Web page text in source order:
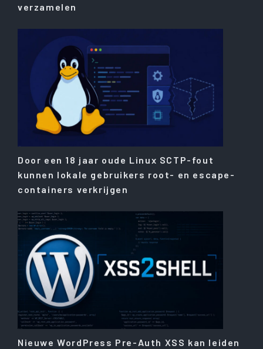
verzamelen
Door een 18 jaar oude Linux SCTP-fout
kunnen lokale gebruikers root- en escape-
containers verkrijgen
Nieuwe WordPress Pre-Auth XSS kan leiden